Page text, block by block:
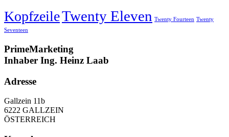
KopfzeileTwenty Eleven Twenty Fourteen Twenty
Seventeen
PrimeMarketing
Inhaber Ing. Heinz Laab
Adresse
Gallzein 11b
6222 GALLZEIN
ÖSTERREICH